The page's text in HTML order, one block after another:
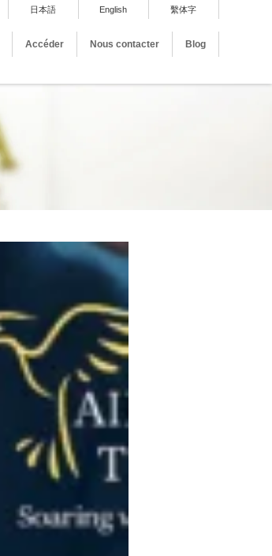
日本語 English 繫体字
Accéder Nous contacter Blog